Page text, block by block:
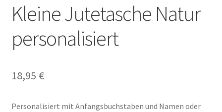
Kleine Jutetasche Natur
personalisiert
18,95 €
Personalisiert mit Anfangsbuchstaben und Namen oder